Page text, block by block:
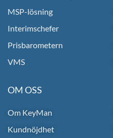
MSP-lösning
Interimschefer
Prisbarometern
VMS
OM OSS
Om KeyMan
Kundnöjdhet